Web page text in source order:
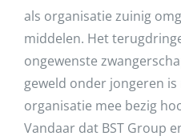
als organisatie zuinig
middelen. Het
ongewenste
geweld onder jongeren
organisatie mee bezig
Vandaar dat BST Group